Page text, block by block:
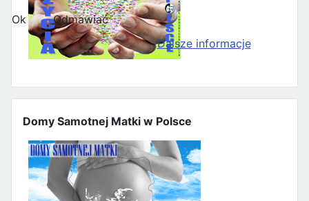
Domy Samotnej Matki w Polsce
Ok
Odmawiać
Dalsze informacje